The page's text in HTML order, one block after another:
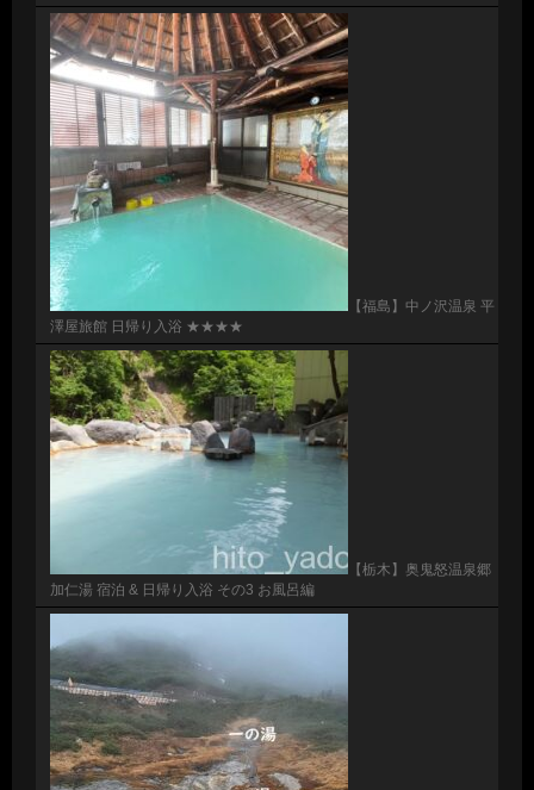
【福島】中ノ沢温泉 平
澤屋旅館 日帰り入浴 ★★★★
【栃木】奥鬼怒温泉郷
加仁湯 宿泊 & 日帰り入浴 その3 お風呂編